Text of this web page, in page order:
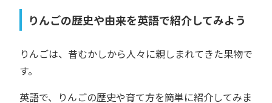
りんごの歴史や由来を英語で紹介してみよう
りんごは、昔むかしから人々に親しまれてきた果物で
す。
英語で、りんごの歴史や育て方を簡単に紹介してみま